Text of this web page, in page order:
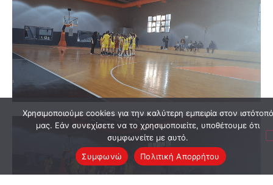
Χρησιμοποιούμε cookies για την καλύτερη εμπειρία στον ιστότοπό
μας. Εάν συνεχίσετε να το χρησιμοποιείτε, υποθέτουμε ότι
συμφωνείτε με αυτό.
Συμφωνώ
Πολιτική Απορρήτου